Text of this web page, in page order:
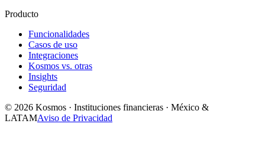
Producto
Funcionalidades
Casos de uso
Integraciones
Kosmos vs. otras
Insights
Seguridad
© 2026 Kosmos · Instituciones financieras · México &
LATAMAviso de Privacidad